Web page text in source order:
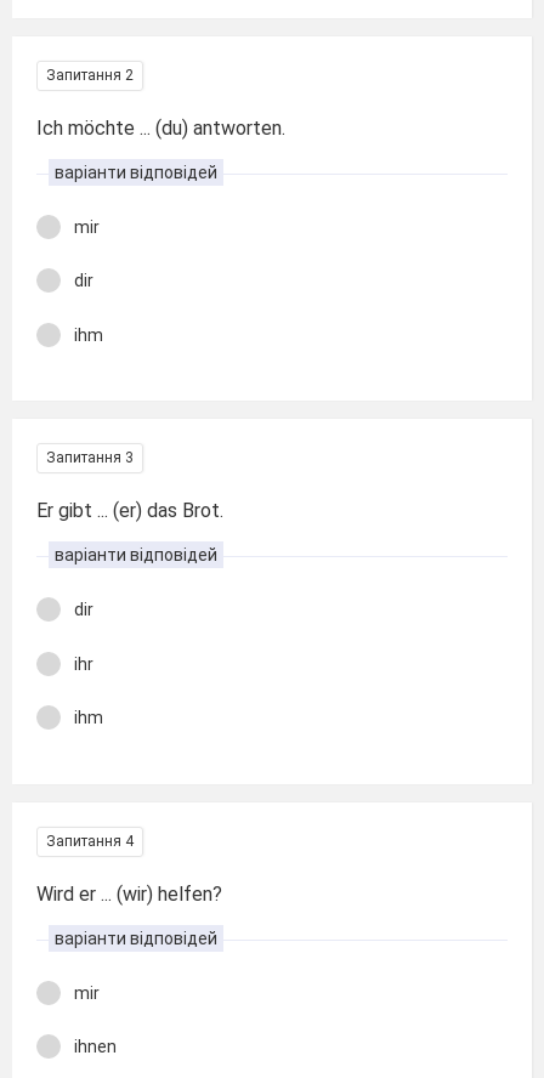
Запитання 2
Ich möchte ... (du) antworten.
варіанти відповідей
mir
dir
ihm
Запитання 3
Er gibt ... (er) das Brot.
варіанти відповідей
dir
ihr
ihm
Запитання 4
Wird er ... (wir) helfen?
варіанти відповідей
mir
ihnen